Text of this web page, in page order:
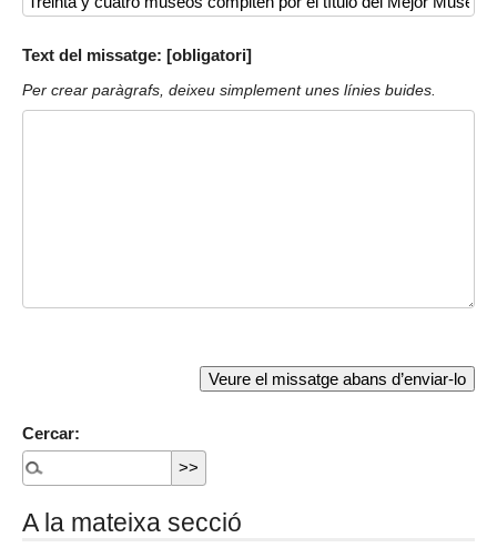
Text del missatge: [obligatori]
Per crear paràgrafs, deixeu simplement unes línies buides.
Cercar:
A la mateixa secció